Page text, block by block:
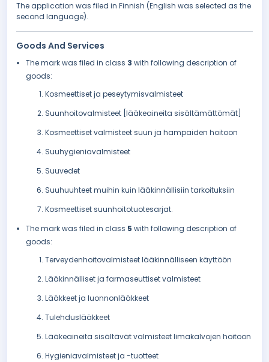
The application was filed in Finnish (English was selected as the
second language).
Goods And Services
The mark was filed in class 3 with following description of
goods:
Kosmeettiset ja peseytymisvalmisteet
Suunhoitovalmisteet [lääkeaineita sisältämättömät]
Kosmeettiset valmisteet suun ja hampaiden hoitoon
Suuhygieniavalmisteet
Suuvedet
Suuhuuhteet muihin kuin lääkinnällisiin tarkoituksiin
Kosmeettiset suunhoitotuotesarjat.
The mark was filed in class 5 with following description of
goods:
Terveydenhoitovalmisteet lääkinnälliseen käyttöön
Lääkinnälliset ja farmaseuttiset valmisteet
Lääkkeet ja luonnonlääkkeet
Tulehduslääkkeet
Lääkeaineita sisältävät valmisteet limakalvojen hoitoon
Hygieniavalmisteet ja -tuotteet